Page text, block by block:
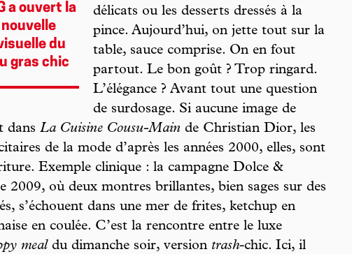
a ouvert la
du
gras chic
délicats ou les desserts dressés à la
pince. Aujourd’hui, on jette tout sur la
table, sauce comprise. On en fout
partout. Le bon goût ? Trop ringard.
L’élégance ? Avant tout une question
de surdosage. Si aucune image de
dans La Cuisine Cousu-Main de Christian Dior, les
de la mode d’après les années 2000, elles, sont
Exemple clinique : la campagne Dolce &
2009, où deux montres brillantes, bien sages sur des
s’échouent dans une mer de frites, ketchup en
en coulée. C’est la rencontre entre le luxe
meal du dimanche soir, version trash-chic. Ici, il